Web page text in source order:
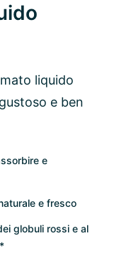
liquido
e ben
e
e fresco
globuli rossi e al